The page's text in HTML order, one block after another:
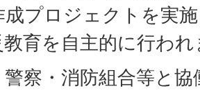
成プロジェクトを実
教育を自主的に行わ
警察・消防組合等と